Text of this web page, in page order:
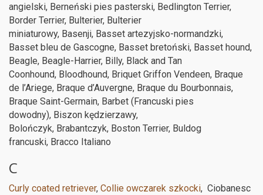
angielski, Berneński pies pasterski, Bedlington Terrier,
Border Terrier, Bulterier, Bulterier
miniaturowy, Basenji, Basset artezyjsko-normandzki,
Basset bleu de Gascogne, Basset bretoński, Basset hound,
Beagle, Beagle-Harrier, Billy, Black and Tan
Coonhound, Bloodhound, Briquet Griffon Vendeen, Braque
de l’Ariege, Braque d’Auvergne, Braque du Bourbonnais,
Braque Saint-Germain, Barbet (Francuski pies
dowodny), Biszon kędzierzawy,
Bolończyk, Brabantczyk, Boston Terrier, Buldog
francuski, Bracco Italiano
C
Curly coated retriever, Collie owczarek szkocki, Ciobanesc